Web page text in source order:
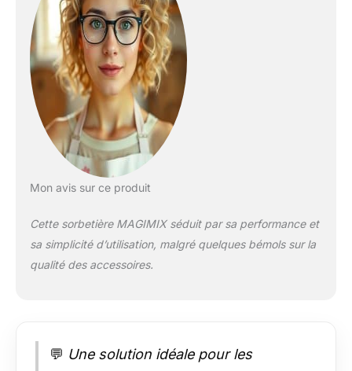
inoxydable
permettent
d’enchaîner les
préparations ou de
varier les recettes
facilement 3
programmes
automatiques et
mode expert manuel:
ajustez vous-même
italienne – qualité
une utilisation longue
Mon avis sur ce produit
Cette sorbetière MAGIMIX séduit par sa performance et
sa simplicité d’utilisation, malgré quelques bémols sur la
qualité des accessoires.
💬 Une solution idéale pour les